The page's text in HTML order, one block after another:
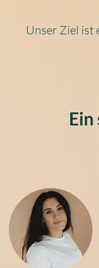
Unser Ziel ist